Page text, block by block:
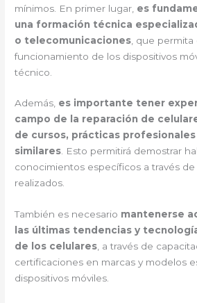
mínimos. En primer lugar, es
una formación técnica
o telecomunicaciones , que
funcionamiento de los dispositivos
técnico.
Además, es importante tener
campo de la reparación de
de cursos, prácticas
similares. Esto permitirá demostrar
conocimientos específicos a través
realizados.
También es necesario mantenerse
las últimas tendencias y
de los celulares, a través de
certificaciones en marcas y modelos
dispositivos móviles.